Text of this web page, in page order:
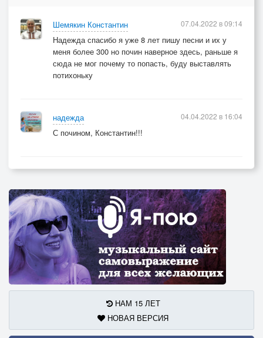
Шемякин Константин
Надежда спасибо я уже 8 лет пишу песни и их у
меня более 300 но почин наверное здесь, раньше я
сюда не мог почему то попасть, буду выставлять
потихоньку
07.04.2022 в 09:14
надежда
С почином, Константин!!!
04.04.2022 в 16:04
НАМ 15 ЛЕТ
НОВАЯ ВЕРСИЯ